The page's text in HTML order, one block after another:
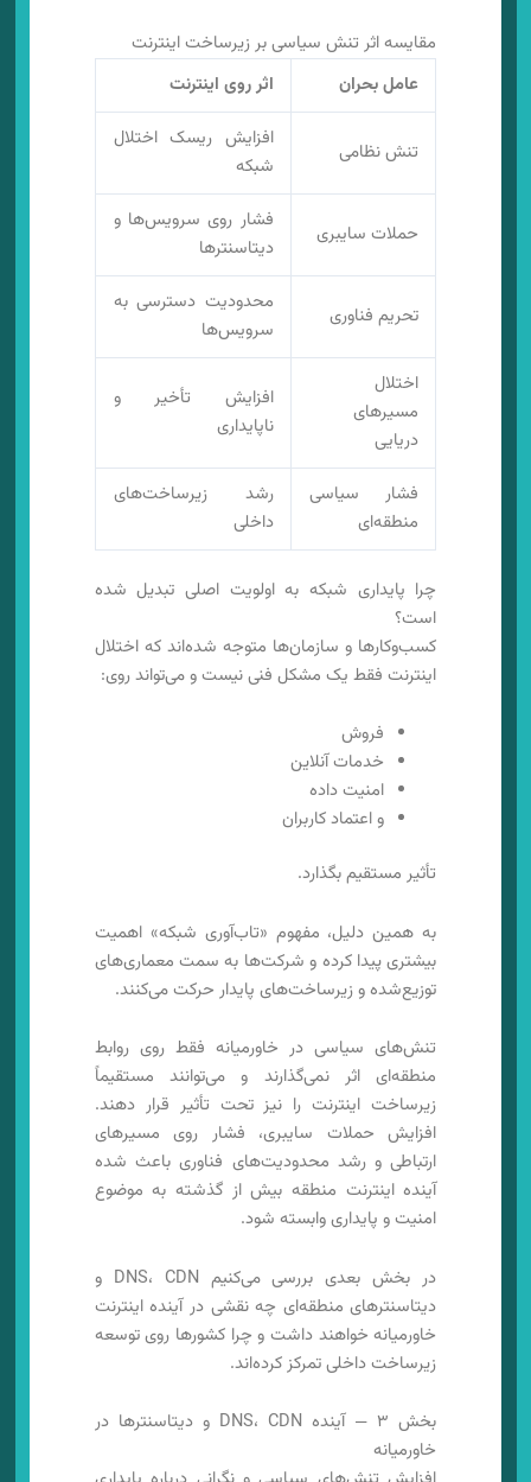
مقایسه اثر تنش سیاسی بر زیرساخت اینترنت
عامل بحران
اثر روی اینترنت
تنش نظامی
افزایش ریسک اختلال
شبکه
حملات سایبری
فشار روی سرویس‌ها و
دیتاسنترها
تحریم فناوری
محدودیت دسترسی به
سرویس‌ها
اختلال
مسیرهای
دریایی
افزایش تأخیر و
ناپایداری
فشار سیاسی
منطقه‌ای
رشد زیرساخت‌های
داخلی
چرا پایداری شبکه به اولویت اصلی تبدیل شده
است؟
کسب‌وکارها و سازمان‌ها متوجه شده‌اند که اختلال
اینترنت فقط یک مشکل فنی نیست و می‌تواند روی:
فروش
خدمات آنلاین
امنیت داده
و اعتماد کاربران
تأثیر مستقیم بگذارد.
به همین دلیل، مفهوم «تاب‌آوری شبکه» اهمیت
بیشتری پیدا کرده و شرکت‌ها به سمت معماری‌های
توزیع‌شده و زیرساخت‌های پایدار حرکت می‌کنند.
تنش‌های سیاسی در خاورمیانه فقط روی روابط
منطقه‌ای اثر نمی‌گذارند و می‌توانند مستقیماً
زیرساخت اینترنت را نیز تحت تأثیر قرار دهند.
افزایش حملات سایبری، فشار روی مسیرهای
ارتباطی و رشد محدودیت‌های فناوری باعث شده
آینده اینترنت منطقه بیش از گذشته به موضوع
امنیت و پایداری وابسته شود.
در بخش بعدی بررسی می‌کنیم DNS، CDN و
دیتاسنترهای منطقه‌ای چه نقشی در آینده اینترنت
خاورمیانه خواهند داشت و چرا کشورها روی توسعه
زیرساخت داخلی تمرکز کرده‌اند.
بخش ۳ — آینده DNS، CDN و دیتاسنترها در
خاورمیانه